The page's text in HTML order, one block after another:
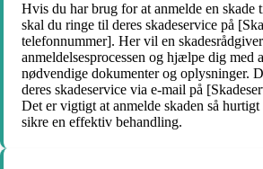
Hvis du har brug for at anmelde en skade
skal du ringe til deres skadeservice på
telefonnummer]. Her vil en
anmeldelsesprocessen og hjælpe dig med
nødvendige dokumenter og oplysninger.
deres skadeservice via e-mail på
Det er vigtigt at anmelde skaden så
sikre en effektiv behandling.